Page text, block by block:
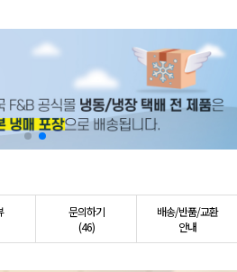
문의하기
(46)
배송/반품/교환
안내